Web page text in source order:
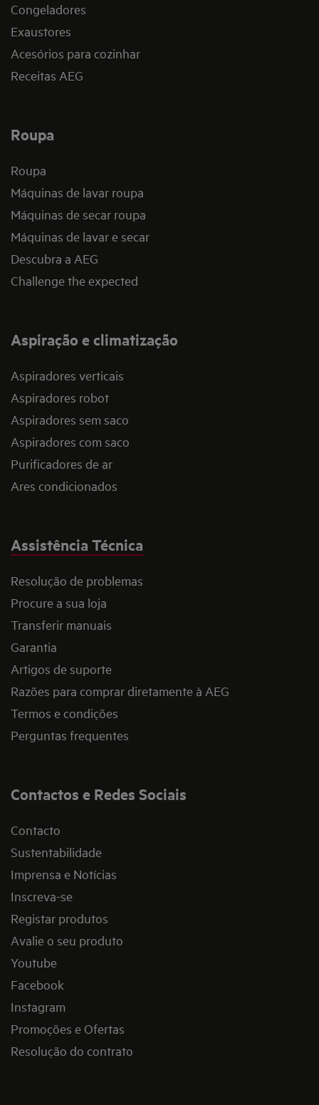
Congeladores
Exaustores
Acesórios para cozinhar
Receitas AEG
Roupa
Roupa
Máquinas de lavar roupa
Máquinas de secar roupa
Máquinas de lavar e secar
Descubra a AEG
Challenge the expected
Aspiração e climatização
Aspiradores verticais
Aspiradores robot
Aspiradores sem saco
Aspiradores com saco
Purificadores de ar
Ares condicionados
Assistência Técnica
Resolução de problemas
Procure a sua loja
Transferir manuais
Garantia
Artigos de suporte
Razões para comprar diretamente à AEG
Termos e condições
Perguntas frequentes
Contactos e Redes Sociais
Contacto
Sustentabilidade
Imprensa e Notícias
Inscreva-se
Registar produtos
Avalie o seu produto
Youtube
Facebook
Instagram
Promoções e Ofertas
Resolução do contrato